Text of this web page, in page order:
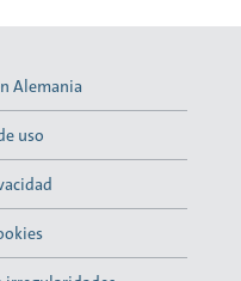
Alemania
uso